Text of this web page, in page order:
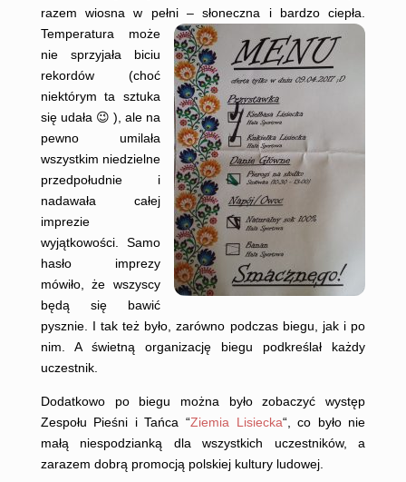
razem wiosna w pełni – słoneczna i bardzo ciepła.
Temperatura może
nie sprzyjała biciu
rekordów (choć
niektórym ta sztuka
się udała 😉 ), ale na
pewno umilała
wszystkim niedzielne
przedpołudnie i
nadawała całej
imprezie
wyjątkowości. Samo
hasło imprezy
mówiło, że wszyscy
będą się bawić
pysznie. I tak też było, zarówno podczas biegu, jak i po
nim. A świetną organizację biegu podkreślał każdy
uczestnik.
Dodatkowo po biegu można było zobaczyć występ
Zespołu Pieśni i Tańca “Ziemia Lisiecka“, co było nie
małą niespodzianką dla wszystkich uczestników, a
zarazem dobrą promocją polskiej kultury ludowej.